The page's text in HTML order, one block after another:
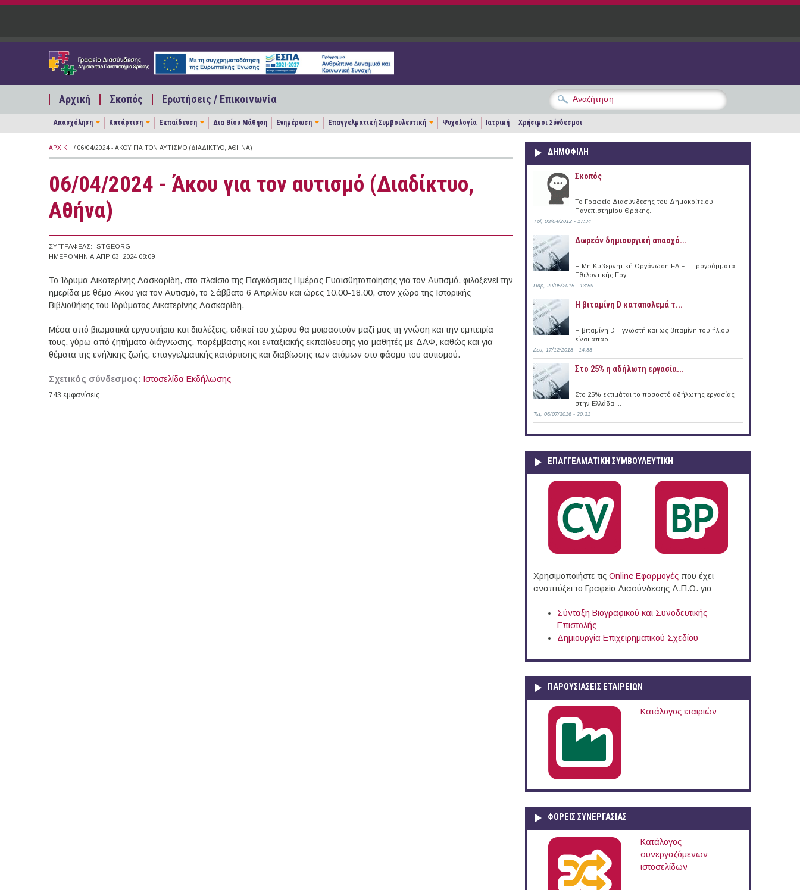
Παράκαμψη προς το κυρίως περιεχόμενο
Αρχική Σκοπός Ερωτήσεις / Επικοινωνία
Απασχόληση Κατάρτιση Εκπαίδευση Δια Βίου Μάθηση Ενημέρωση Επαγγελματική Συμβουλευτική Ψυχολογία Ιατρική Χρήσιμοι Σύνδεσμοι
ΑΡΧΙΚΉ / 06/04/2024 - ΆΚΟΥ ΓΙΑ ΤΟΝ ΑΥΤΙΣΜΌ (ΔΙΑΔΊΚΤΥΟ, ΑΘΉΝΑ)
06/04/2024 - Άκου για τον αυτισμό (Διαδίκτυο,
Αθήνα)
ΣΥΓΓΡΑΦΈΑΣ:
STGEORG
ΗΜΕΡΟΜΗΝΊΑ:ΑΠΡ 03, 2024 08:09
Το Ίδρυμα Αικατερίνης Λασκαρίδη, στο πλαίσιο της Παγκόσμιας Ημέρας Ευαισθητοποίησης για τον Αυτισμό, φιλοξενεί την
ημερίδα με θέμα Άκου για τον Αυτισμό, το Σάββατο 6 Απριλίου και ώρες 10.00-18.00, στον χώρο της Ιστορικής
Βιβλιοθήκης του Ιδρύματος Αικατερίνης Λασκαρίδη.
Μέσα από βιωματικά εργαστήρια και διαλέξεις, ειδικοί του χώρου θα μοιραστούν μαζί μας τη γνώση και την εμπειρία
τους, γύρω από ζητήματα διάγνωσης, παρέμβασης και ενταξιακής εκπαίδευσης για μαθητές με ΔΑΦ, καθώς και για
θέματα της ενήλικης ζωής, επαγγελματικής κατάρτισης και διαβίωσης των ατόμων στο φάσμα του αυτισμού.
Σχετικός σύνδεσμος: Ιστοσελίδα Εκδήλωσης
743 εμφανίσεις
ΔΗΜΟΦΙΛΗ
Σκοπός
Το Γραφείο Διασύνδεσης του Δημοκρίτειου
Πανεπιστημίου Θράκης...
Τρί, 03/04/2012 - 17:34
Δωρεάν δημιουργική απασχό...
Η Μη Κυβερνητική Οργάνωση ΕΛΙΞ - Προγράμματα
Εθελοντικής Εργ...
Παρ, 29/05/2015 - 13:59
Η βιταμίνη D καταπολεμά τ...
Η βιταμίνη D – γνωστή και ως βιταμίνη του ήλιου –
είναι απαρ...
Δευ, 17/12/2018 - 14:33
Στο 25% η αδήλωτη εργασία...
Στο 25% εκτιμάται το ποσοστό αδήλωτης εργασίας
στην Ελλάδα,...
Τετ, 06/07/2016 - 20:21
ΕΠΑΓΓΕΛΜΑΤΙΚΉ ΣΥΜΒΟΥΛΕΥΤΙΚΉ
Χρησιμοποιήστε τις Online Eφαρμογές που έχει
αναπτύξει το Γραφείο Διασύνδεσης Δ.Π.Θ. για
Σύνταξη Βιογραφικού και Συνοδευτικής
Επιστολής
Δημιουργία Επιχειρηματικού Σχεδίου
ΠΑΡΟΥΣΙΆΣΕΙΣ ΕΤΑΙΡΕΙΏΝ
Κατάλογος εταιριών
ΦΟΡΕΙΣ ΣΥΝΕΡΓΑΣΙΑΣ
Κατάλογος
συνεργαζόμενων
ιστοσελίδων